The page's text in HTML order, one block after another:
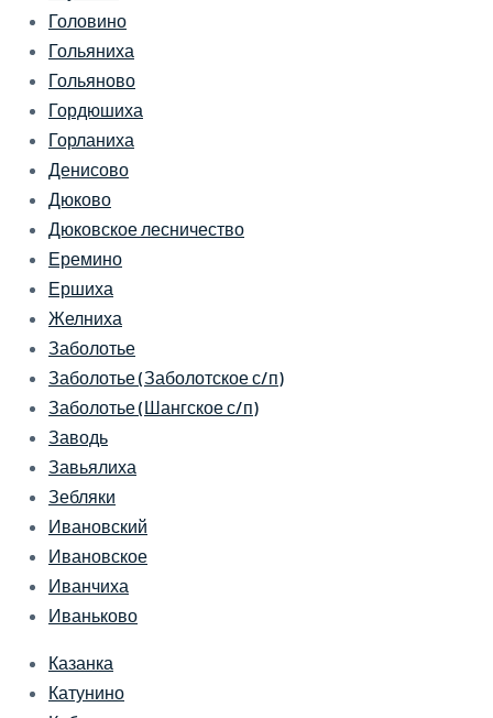
Головино
Гольяниха
Гольяново
Гордюшиха
Горланиха
Денисово
Дюково
Дюковское лесничество
Еремино
Ершиха
Желниха
Заболотье
Заболотье (Заболотское с/п)
Заболотье (Шангское с/п)
Заводь
Завьялиха
Зебляки
Ивановский
Ивановское
Иванчиха
Иваньково
Казанка
Катунино